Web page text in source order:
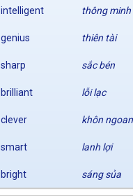
intelligent thông minh
genius thiên tài
sharp sắc bén
brilliant lỗi lạc
clever khôn ngoan
smart lanh lợi
bright sáng sủa